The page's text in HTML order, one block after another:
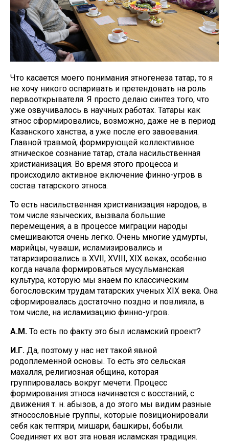
Что касается моего понимания этногенеза татар, то я
не хочу никого оспаривать и претендовать на роль
первооткрывателя. Я просто делаю синтез того, что
уже озвучивалось в научных работах. Татары как
этнос сформировались, возможно, даже не в период
Казанского ханства, а уже после его завоевания.
Главной травмой, формирующей коллективное
этническое сознание татар, стала насильственная
христианизация. Во время этого процесса и
происходило активное включение финно-угров в
состав татарского этноса.
То есть насильственная христианизация народов, в
том числе языческих, вызвала большие
перемещения, а в процессе миграции народы
смешиваются очень легко. Очень многие удмурты,
марийцы, чуваши, исламизировались и
татаризировались в XVII, XVIII, XIX веках, особенно
когда начала формироваться мусульманская
культура, которую мы знаем по классическим
богословским трудам татарских ученых XIX века. Она
сформировалась достаточно поздно и повлияла, в
том числе, на исламизацию финно-угров.
А.М. То есть по факту это был исламский проект?
И.Г. Да, поэтому у нас нет такой явной
родоплеменной основы. То есть это сельская
махалля, религиозная община, которая
группировалась вокруг мечети. Процесс
формирования этноса начинается с восстаний, с
движения т. н. абызов, а до этого мы видим разные
этносословные группы, которые позиционировали
себя как тептяри, мишари, башкиры, бобыли.
Соединяет их вот эта новая исламская традиция.